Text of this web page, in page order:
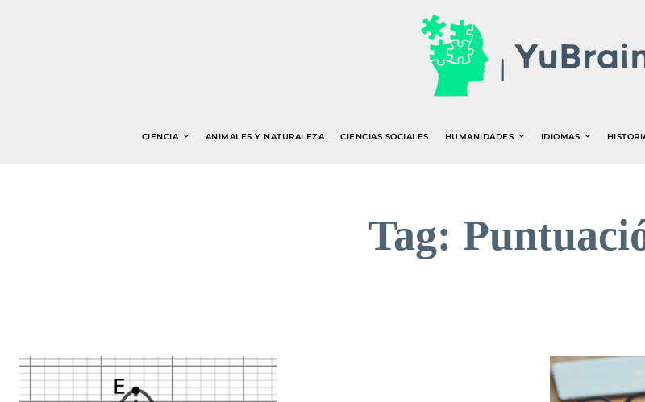
CIENCIA ANIMALES Y NATURALEZA CIENCIAS SOCIALES HUMANIDADES IDIOMAS
Tag: